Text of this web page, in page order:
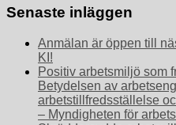
Senaste inläggen
Anmälan är öppen till
KI!
Positiv arbetsmiljö som
Betydelsen av
arbetstillfredsställelse
– Myndigheten för